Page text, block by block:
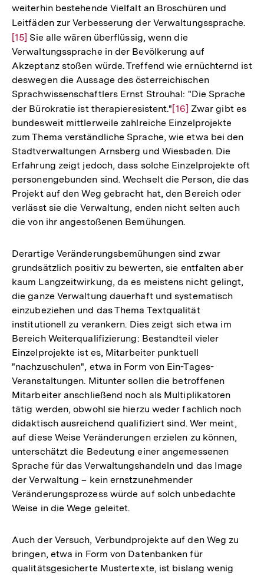
weiterhin bestehende Vielfalt an Broschüren und
Leitfäden zur Verbesserung der Verwaltungssprache.
[15] Sie alle wären überflüssig, wenn die
Verwaltungssprache in der Bevölkerung auf
Akzeptanz stoßen würde. Treffend wie ernüchternd ist
deswegen die Aussage des österreichischen
Sprachwissenschaftlers Ernst Strouhal: "Die Sprache
der Bürokratie ist therapieresistent."Zur
Auflösung
der
Fußnote
[16] Zwar gibt es
bundesweit mittlerweile zahlreiche Einzelprojekte
zum Thema verständliche Sprache, wie etwa bei den
Stadtverwaltungen Arnsberg und Wiesbaden. Die
Erfahrung zeigt jedoch, dass solche Einzelprojekte oft
personengebunden sind. Wechselt die Person, die das
Projekt auf den Weg gebracht hat, den Bereich oder
verlässt sie die Verwaltung, enden nicht selten auch
die von ihr angestoßenen Bemühungen.
Derartige Veränderungsbemühungen sind zwar
grundsätzlich positiv zu bewerten, sie entfalten aber
kaum Langzeitwirkung, da es meistens nicht gelingt,
die ganze Verwaltung dauerhaft und systematisch
einzubeziehen und das Thema Textqualität
institutionell zu verankern. Dies zeigt sich etwa im
Bereich Weiterqualifizierung: Bestandteil vieler
Einzelprojekte ist es, Mitarbeiter punktuell
"nachzuschulen", etwa in Form von Ein-Tages-
Veranstaltungen. Mitunter sollen die betroffenen
Mitarbeiter anschließend noch als Multiplikatoren
tätig werden, obwohl sie hierzu weder fachlich noch
didaktisch ausreichend qualifiziert sind. Wer meint,
auf diese Weise Veränderungen erzielen zu können,
unterschätzt die Bedeutung einer angemessenen
Sprache für das Verwaltungshandeln und das Image
der Verwaltung – kein ernstzunehmender
Veränderungsprozess würde auf solch unbedachte
Weise in die Wege geleitet.
Auch der Versuch, Verbundprojekte auf den Weg zu
bringen, etwa in Form von Datenbanken für
qualitätsgesicherte Mustertexte, ist bislang wenig